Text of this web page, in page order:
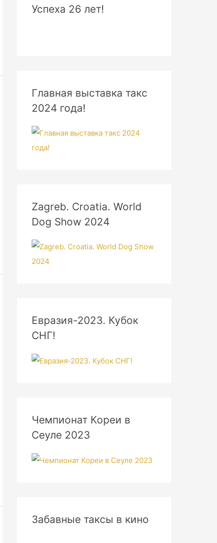
Успеха 26 лет!
Главная выставка такс
2024 года!
Zagreb. Croatia. World
Dog Show 2024
Евразия-2023. Кубок
СНГ!
Чемпионат Кореи в
Сеуле 2023
Забавные таксы в кино